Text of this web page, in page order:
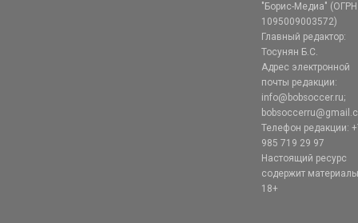
"Борис-Медиа" (ОГРН
1095009003572)
Главный редактор:
Тосунян Б.С.
Адрес электронной
почты редакции:
info@bobsoccer.ru;
Телефон редакции:
985 719 29 97
Настоящий ресурс
содержит
18+